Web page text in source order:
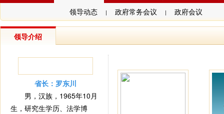
领导动态 | 政府常务会议 | 政府会议
领导介绍
省长：罗东川
男，汉族，1965年10月
生，研究生学历、法学博